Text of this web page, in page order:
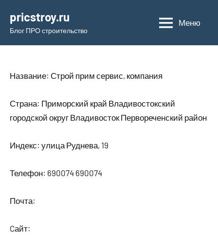
содержимому
pricstroy.ru
Блог ПРО строительство
Меню
Название: Строй прим сервис, компания
Страна: Приморский край Владивостокский
городской округ Владивосток Первореченский район
Индекс: улица Руднева, 19
Телефон: 690074 690074
Почта:
Cайт: